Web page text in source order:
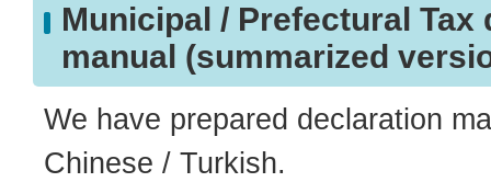
Municipal / Prefectural Tax
manual (summarized
We have prepared declaration
Chinese / Turkish.